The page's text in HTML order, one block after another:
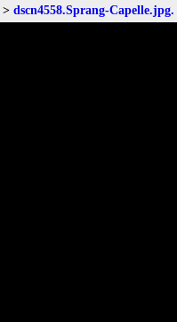
> dscn4558.Sprang-Capelle.jpg.